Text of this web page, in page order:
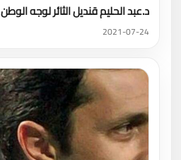
د.عبد الحليم قنديل الثائر لوجه الوطن
2021-07-24